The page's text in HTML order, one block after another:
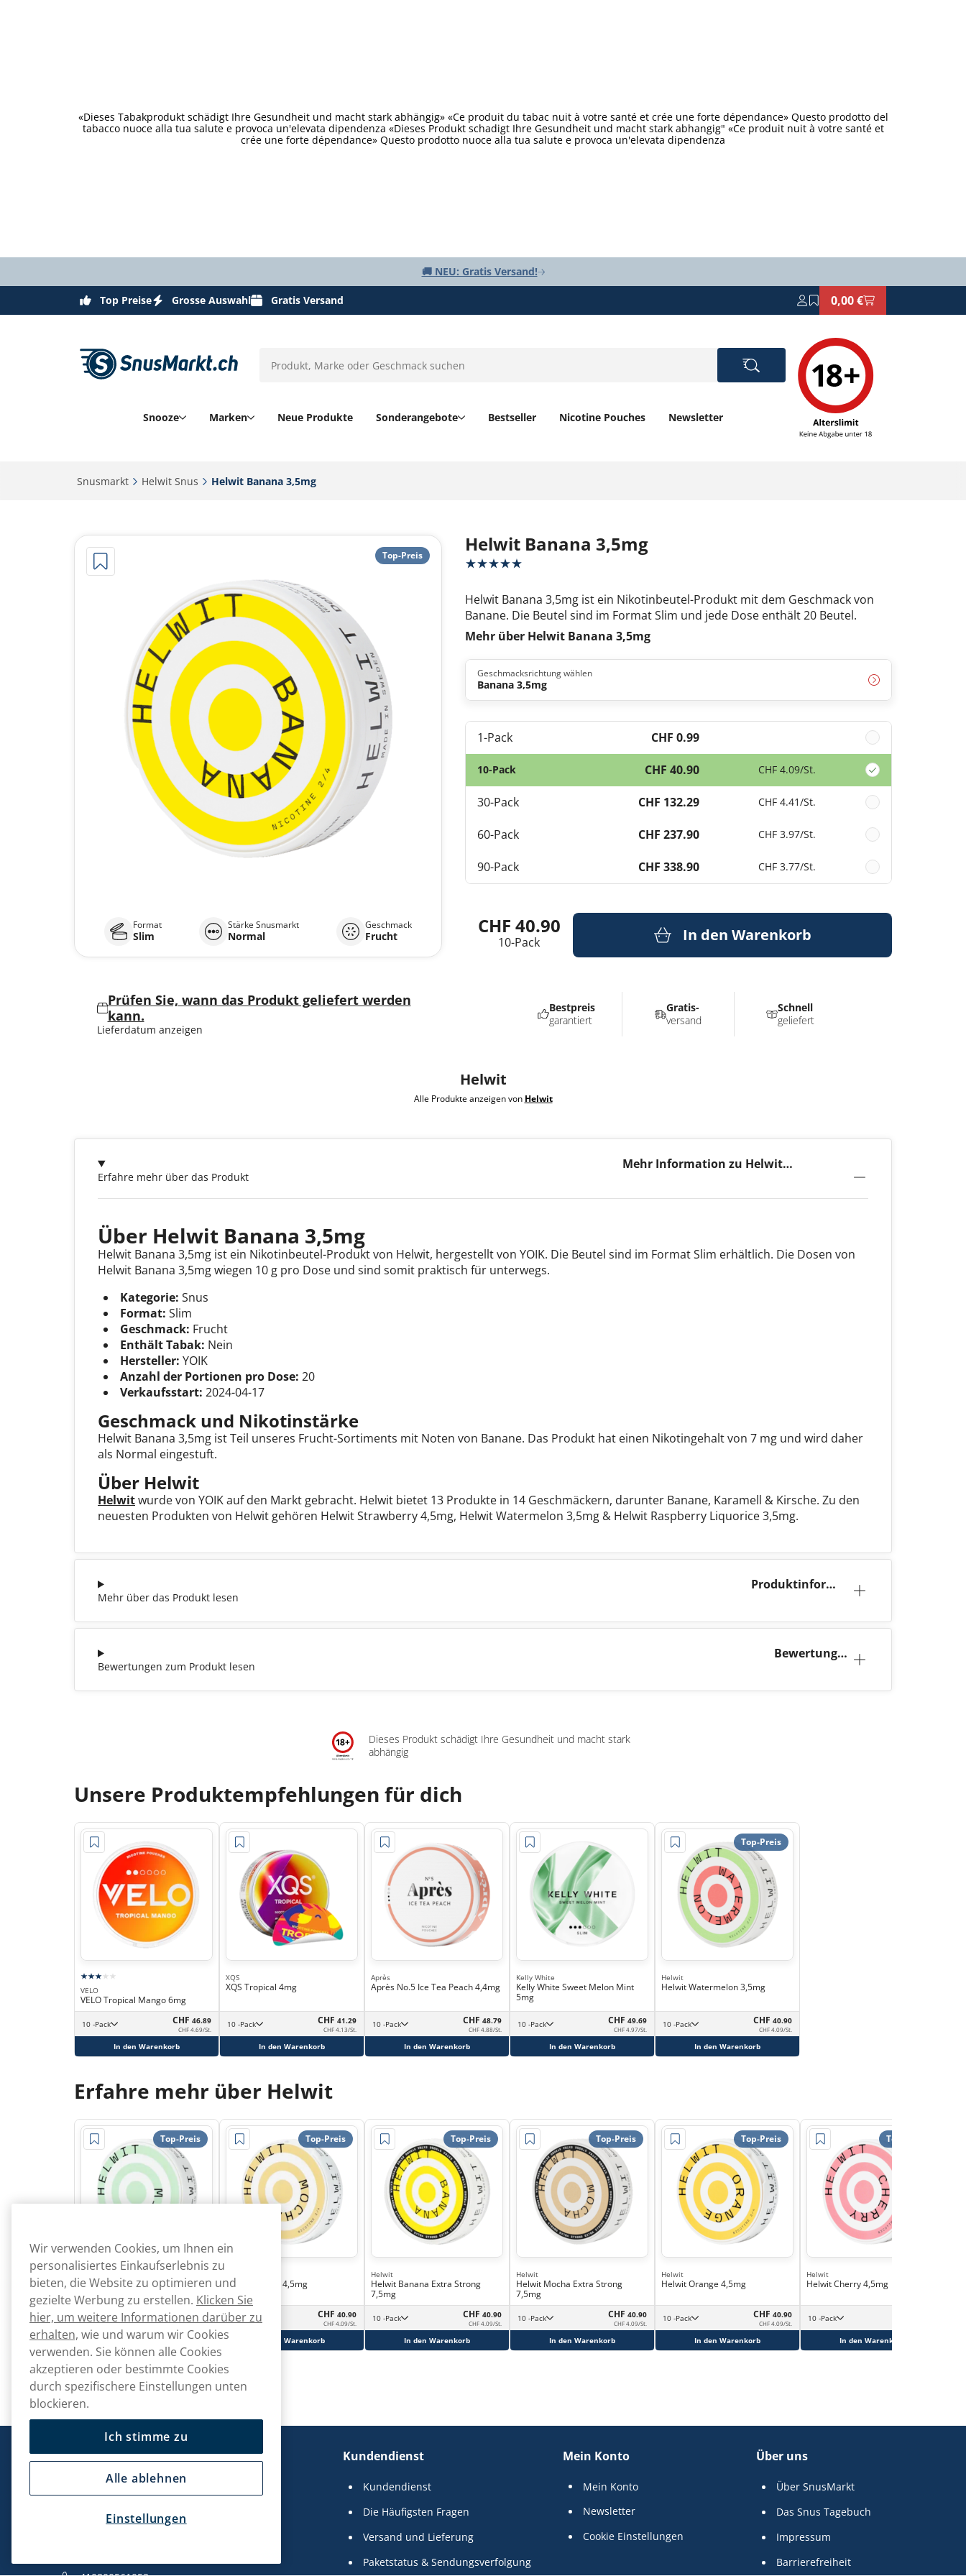
«Dieses Tabakprodukt schädigt Ihre Gesundheit und macht stark abhängig» «Ce produit du tabac nuit à votre santé et crée une forte dépendance» Questo prodotto del
tabacco nuoce alla tua salute e provoca un'elevata dipendenza «Dieses Produkt schadigt Ihre Gesundheit und macht stark abhangig" «Ce produit nuit à votre santé et
crée une forte dépendance» Questo prodotto nuoce alla tua salute e provoca un'elevata dipendenza
🚚 NEU: Gratis Versand!
Top Preise Grosse Auswahl Gratis Versand 0,00 €
Snooze Marken Neue Produkte Sonderangebote Bestseller Nicotine Pouches Newsletter
Snusmarkt‎ Helwit Snus‎ Helwit Banana 3,5mg‎
Top-Preis Helwit Banana 3,5mg
Helwit Banana 3,5mg ist ein Nikotinbeutel-Produkt mit dem Geschmack von
Banane. Die Beutel sind im Format Slim und jede Dose enthält 20 Beutel.
Mehr über Helwit Banana 3,5mg
Format
Slim
Stärke Snusmarkt
Normal
Geschmack
Frucht
Geschmacksrichtung wählen
Banana 3,5mg
1-Pack CHF 0.99
10-Pack CHF 40.90 CHF 4.09/St.
30-Pack CHF 132.29 CHF 4.41/St.
60-Pack CHF 237.90 CHF 3.97/St.
90-Pack CHF 338.90 CHF 3.77/St.
CHF 40.90
10-Pack In den Warenkorb
Prüfen Sie, wann das Produkt geliefert werden
kann.
Lieferdatum anzeigen
Mehr Information zu Helwit
Erfahre mehr über das Produkt
Über Helwit Banana 3,5mg
Helwit Banana 3,5mg ist ein Nikotinbeutel-Produkt von Helwit, hergestellt von YOIK. Die Beutel sind im Format Slim erhältlich. Die Dosen von
Helwit Banana 3,5mg wiegen 10 g pro Dose und sind somit praktisch für unterwegs.
Kategorie: Snus
Format: Slim
Geschmack: Frucht
Enthält Tabak: Nein
Hersteller: YOIK
Anzahl der Portionen pro Dose: 20
Verkaufsstart: 2024-04-17
Geschmack und Nikotinstärke
Helwit Banana 3,5mg ist Teil unseres Frucht-Sortiments mit Noten von Banane. Das Produkt hat einen Nikotingehalt von 7 mg und wird daher
als Normal eingestuft.
Über Helwit
Helwitwurde von YOIK auf den Markt gebracht. Helwit bietet 13 Produkte in 14 Geschmäckern, darunter Banane, Karamell & Kirsche. Zu den
neuesten Produkten von Helwit gehören Helwit Strawberry 4,5mg, Helwit Watermelon 3,5mg & Helwit Raspberry Liquorice 3,5mg.
Produktinforma
Mehr über das Produkt lesen
Bewertunge
Bewertungen zum Produkt lesen
Helwit
Alle Produkte anzeigen von Helwit
Bestpreis
garantiert
Gratis-
versand
Schnell
geliefert
Dieses Produkt schädigt Ihre Gesundheit und macht stark
abhängig
Unsere Produktempfehlungen für dich
VELO
VELO Tropical Mango 6mg
10 -Pack CHF 46.89
CHF 4.69/St.
In den Warenkorb
XQS
XQS Tropical 4mg
10 -Pack CHF 41.29
CHF 4.13/St.
In den Warenkorb
Après
Après No.5 Ice Tea Peach 4,4mg
10 -Pack CHF 48.79
CHF 4.88/St.
In den Warenkorb
Kelly White
Kelly White Sweet Melon Mint
5mg
10 -Pack CHF 49.69
CHF 4.97/St.
In den Warenkorb
Top-Preis
Helwit
Helwit Watermelon 3,5mg
10 -Pack CHF 40.90
CHF 4.09/St.
In den Warenkorb
Erfahre mehr über Helwit
Top-Preis
Helwit Mint 3,5mg
10 -Pack CHF40.90
CHF 4.09/St.
In den Warenkorb
Top-Preis
Helwit Mocha 4,5mg
10 -Pack CHF 40.90
CHF 4.09/St.
In den Warenkorb
Top-Preis
Helwit
Helwit Banana Extra Strong
7,5mg
10 -Pack CHF 40.90
CHF 4.09/St.
In den Warenkorb
Top-Preis
Helwit
Helwit Mocha Extra Strong
7,5mg
10 -Pack CHF 40.90
CHF 4.09/St.
In den Warenkorb
Top-Preis
Helwit
Helwit Orange 4,5mg
10 -Pack CHF 40.90
CHF 4.09/St.
In den Warenkorb
Top-Preis
Helwit
Helwit Cherry 4,5mg
10 -Pack
In den Warenkorb
Snusmarkt Kundendienst
Kundendienst
Die Häufigsten Fragen
Versand und Lieferung
Paketstatus & Sendungsverfolgung
Mein Konto
Mein Konto
Newsletter
Cookie Einstellungen
Über uns
Über SnusMarkt
Das Snus Tagebuch
Impressum
Barrierefreiheit
Wir verwenden Cookies, um Ihnen ein
personalisiertes Einkaufserlebnis zu
bieten, die Website zu optimieren und
gezielte Werbung zu erstellen. Klicken Sie
hier, um weitere Informationen darüber zu
erhalten, wie und warum wir Cookies
verwenden. Sie können alle Cookies
akzeptieren oder bestimmte Cookies
durch spezifischere Einstellungen unten
blockieren.
Ich stimme zu
Alle ablehnen
Einstellungen